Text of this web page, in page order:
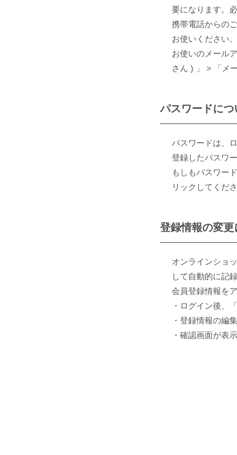
要になります。
携帯電話からの
お使いください。
お使いのメール
さん ) 」 > 「メ
パスワードにつ
パスワードは、
登録したパスワ
もしもパスワー
リックしてくださ
登録情報の変更
オンラインショ
して自動的に記
会員登録情報を
・ログイン後、
・登録情報の編
・確認画面が表